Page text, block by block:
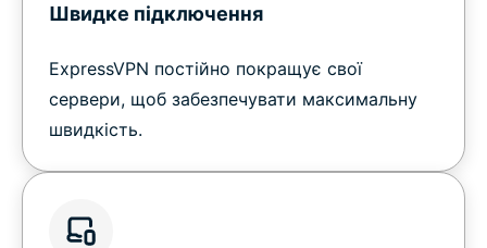
Швидке підключення
ExpressVPN постійно покращує свої
сервери, щоб забезпечувати максимальну
швидкість.